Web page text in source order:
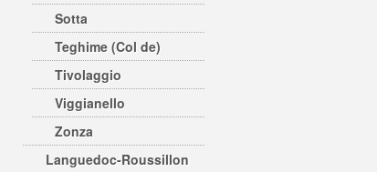
Sotta
Teghime (Col de)
Tivolaggio
Viggianello
Zonza
Languedoc-Roussillon